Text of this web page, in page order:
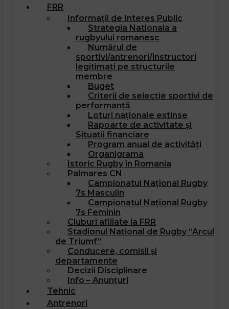
FRR
Informații de Interes Public
Strategia Nationala a
rugbyului romanesc
Numărul de
sportivi/antrenori/instructori
legitimați pe structurile
membre
Buget
Criterii de selecție sportivi de
performanță
Loturi naționale extinse
Rapoarte de activitate și
Situații financiare
Program anual de activități
Organigrama
Istoric Rugby în Romania
Palmares CN
Campionatul Național Rugby
7s Masculin
Campionatul Național Rugby
7s Feminin
Cluburi afiliate la FRR
Stadionul Național de Rugby “Arcul
de Triumf”
Conducere, comisii și
departamente
Decizii Disciplinare
Info – Anunțuri
Tehnic
Antrenori